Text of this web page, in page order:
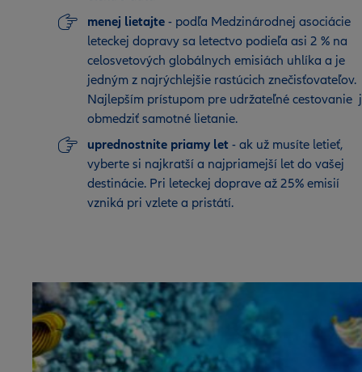
menej lietajte - podľa Medzinárodnej asociácie
leteckej dopravy sa letectvo podieľa asi 2 % na
celosvetových globálnych emisiách uhlíka a je
jedným z najrýchlejšie rastúcich znečisťovateľov.
Najlepším prístupom pre udržateľné cestovanie
obmedziť samotné lietanie.
uprednostnite priamy let - ak už musíte letieť,
vyberte si najkratší a najpriamejší let do vašej
destinácie. Pri leteckej doprave až 25% emisií
vzniká pri vzlete a pristátí.